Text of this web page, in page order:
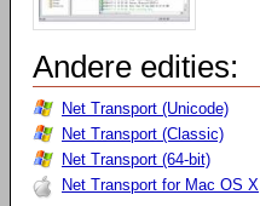
Andere edities:
Net Transport (Unicode)
Net Transport (Classic)
Net Transport (64-bit)
Net Transport for Mac OS X